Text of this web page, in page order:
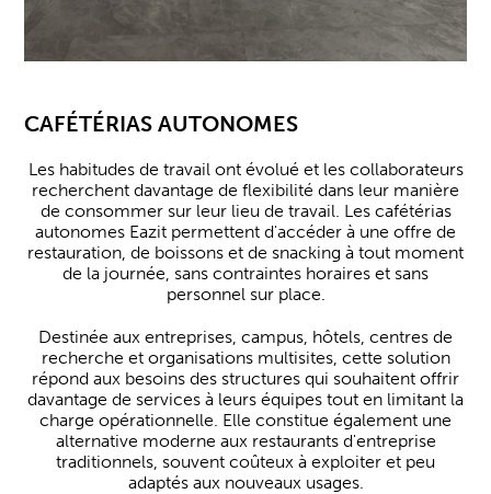
CAFÉTÉRIAS AUTONOMES
Les habitudes de travail ont évolué et les collaborateurs
recherchent davantage de flexibilité dans leur manière
de consommer sur leur lieu de travail. Les cafétérias
autonomes Eazit permettent d'accéder à une offre de
restauration, de boissons et de snacking à tout moment
de la journée, sans contraintes horaires et sans
personnel sur place.
Destinée aux entreprises, campus, hôtels, centres de
recherche et organisations multisites, cette solution
répond aux besoins des structures qui souhaitent offrir
davantage de services à leurs équipes tout en limitant la
charge opérationnelle. Elle constitue également une
alternative moderne aux restaurants d'entreprise
traditionnels, souvent coûteux à exploiter et peu
adaptés aux nouveaux usages.